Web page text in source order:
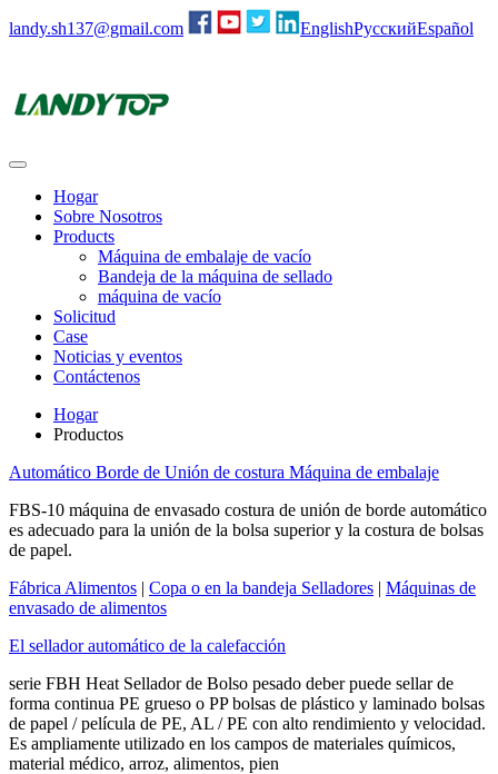
landy.sh137@gmail.com EnglishРусскийEspañol
Hogar
Sobre Nosotros
Products
Máquina de embalaje de vacío
Bandeja de la máquina de sellado
máquina de vacío
Solicitud
Case
Noticias y eventos
Contáctenos
Hogar
Productos
Automático Borde de Unión de costura Máquina de embalaje
FBS-10 máquina de envasado costura de unión de borde automático
es adecuado para la unión de la bolsa superior y la costura de bolsas
de papel.
Fábrica Alimentos | Copa o en la bandeja Selladores | Máquinas de
envasado de alimentos
El sellador automático de la calefacción
serie FBH Heat Sellador de Bolso pesado deber puede sellar de
forma continua PE grueso o PP bolsas de plástico y laminado bolsas
de papel / película de PE, AL / PE con alto rendimiento y velocidad.
Es ampliamente utilizado en los campos de materiales químicos,
material médico, arroz, alimentos, pien